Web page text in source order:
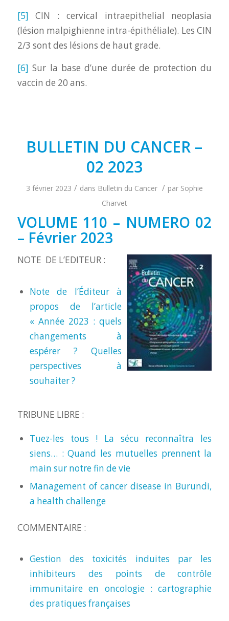
[5] CIN : cervical intraepithelial neoplasia
(lésion malpighienne intra-épithéliale). Les CIN
2/3 sont des lésions de haut grade.
[6] Sur la base d’une durée de protection du
vaccin de 20 ans.
BULLETIN DU CANCER –
02 2023
3 février 2023 / dans Bulletin du Cancer / par Sophie
Charvet
VOLUME 110 – NUMERO 02
– Février 2023
NOTE DE L’EDITEUR :
Note de l’Éditeur à
propos de l’article
« Année 2023 : quels
changements à
espérer ? Quelles
perspectives à
souhaiter ?
TRIBUNE LIBRE :
Tuez-les tous ! La sécu reconnaîtra les
siens… : Quand les mutuelles prennent la
main sur notre fin de vie
Management of cancer disease in Burundi,
a health challenge
COMMENTAIRE :
Gestion des toxicités induites par les
inhibiteurs des points de contrôle
immunitaire en oncologie : cartographie
des pratiques françaises